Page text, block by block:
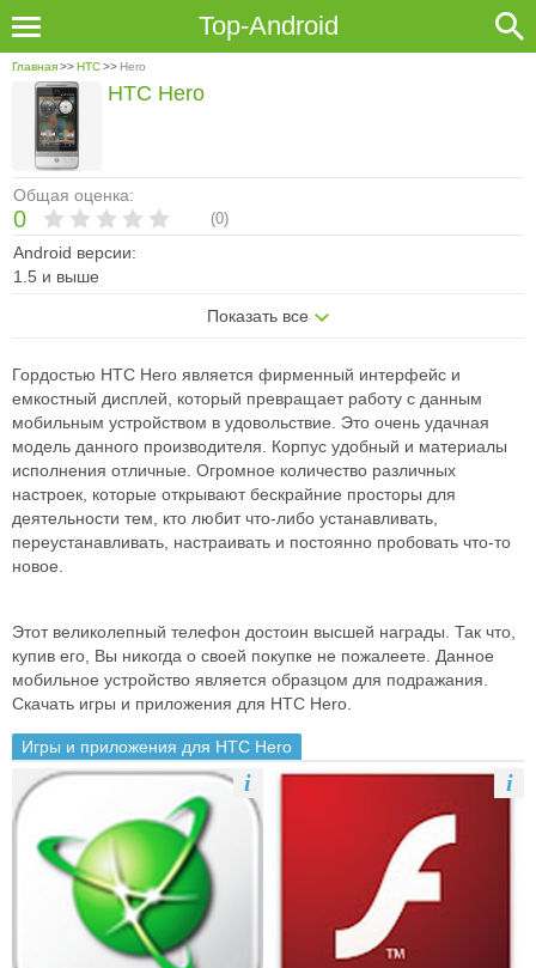
Top-Android
Главная>>HTC>> Hero
Общая оценка:
0 (0)
Android версии:
1.5 и выше
Показать все
HTC Hero
Гордостью HTC Hero является фирменный интерфейс и
емкостный дисплей, который превращает работу с данным
мобильным устройством в удовольствие. Это очень удачная
модель данного производителя. Корпус удобный и материалы
исполнения отличные. Огромное количество различных
настроек, которые открывают бескрайние просторы для
деятельности тем, кто любит что-либо устанавливать,
переустанавливать, настраивать и постоянно пробовать что-то
новое.
Этот великолепный телефон достоин высшей награды. Так что,
купив его, Вы никогда о своей покупке не пожалеете. Данное
мобильное устройство является образцом для подражания.
Скачать игры и приложения для HTC Hero.
Игры и приложения для HTC Hero
i i